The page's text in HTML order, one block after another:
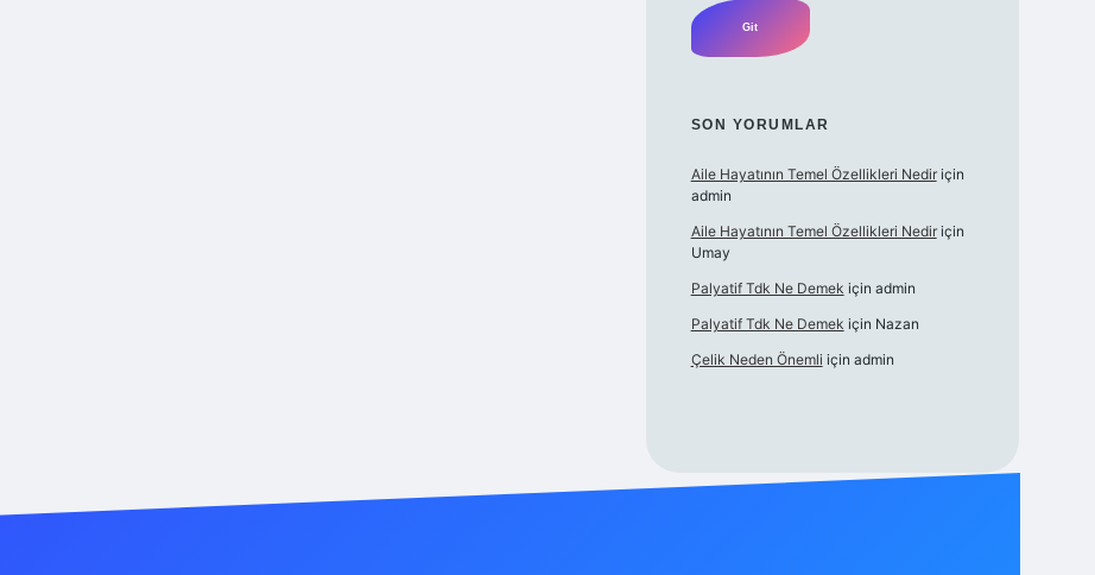
SON YORUMLAR
Aile Hayatının Temel Özellikleri Nediriçin
admin
Aile Hayatının Temel Özellikleri Nediriçin
Umay
Palyatif Tdk Ne Demek için admin
Palyatif Tdk Ne Demek için Nazan
Çelik Neden Önemli için admin